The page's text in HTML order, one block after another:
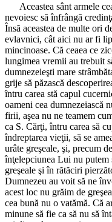
Aceastea sânt armele
nevoiesc să înfrângă
Însă aceastea de multe ori
evlavnici, cât aici nu ar fi
mincinoase. Că ceaea ce
lungimea vremii au trebuit
dumnezeieşti mare
grije să păzască
întru carea stă capul
oameni cea dumnezeiască
firii, aşea nu ne teamem
ca S. Cărţi, întru carea să
îndreptarea vieţii, să se
urâte greşeale, şi, precum
înţelepciunea Lui nu
greşeale şi în rătăciri
Dumnezeu au voit să ne
acest loc nu grăim de
cea bună nu o vatămă. Că
minune să fie ca să nu să